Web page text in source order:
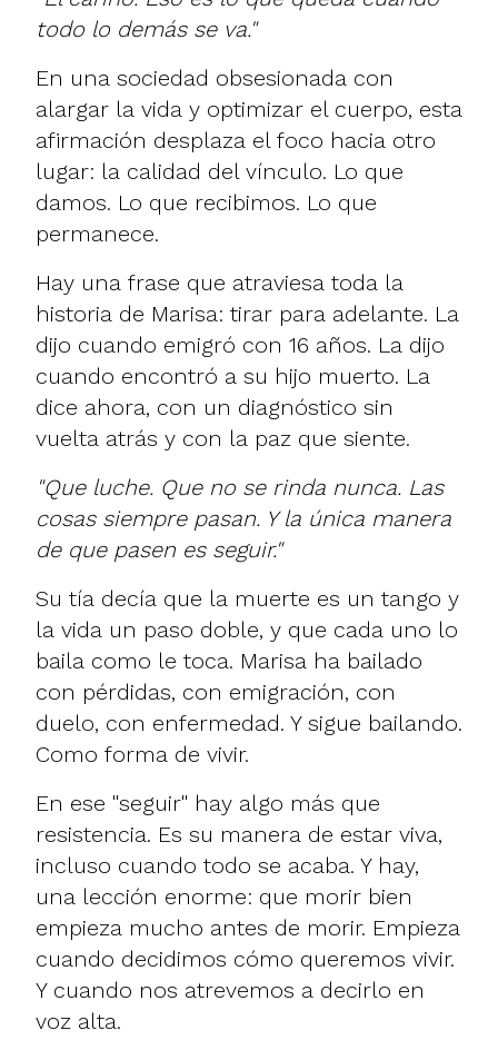
todo lo demás se va."
En una sociedad obsesionada con
alargar la vida y optimizar el cuerpo, esta
afirmación desplaza el foco hacia otro
lugar: la calidad del vínculo. Lo que
damos. Lo que recibimos. Lo que
permanece.
Hay una frase que atraviesa toda la
historia de Marisa: tirar para adelante. La
dijo cuando emigró con 16 años. La dijo
cuando encontró a su hijo muerto. La
dice ahora, con un diagnóstico sin
vuelta atrás y con la paz que siente.
"Que luche. Que no se rinda nunca. Las
cosas siempre pasan. Y la única manera
de que pasen es seguir."
Su tía decía que la muerte es un tango y
la vida un paso doble, y que cada uno lo
baila como le toca. Marisa ha bailado
con pérdidas, con emigración, con
duelo, con enfermedad. Y sigue bailando.
Como forma de vivir.
En ese "seguir" hay algo más que
resistencia. Es su manera de estar viva,
incluso cuando todo se acaba. Y hay,
una lección enorme: que morir bien
empieza mucho antes de morir. Empieza
cuando decidimos cómo queremos vivir.
Y cuando nos atrevemos a decirlo en
voz alta.